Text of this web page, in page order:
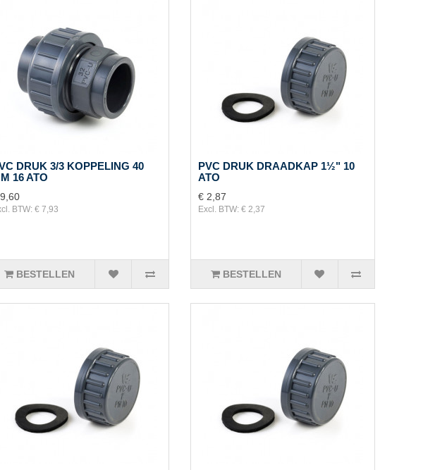
DRUK 3/3 KOPPELING 40
16 ATO
BTW: € 7,93
BESTELLEN
PVC DRUK DRAADKAP 1½" 10
ATO
€ 2,87
Excl. BTW: € 2,37
BESTELLEN